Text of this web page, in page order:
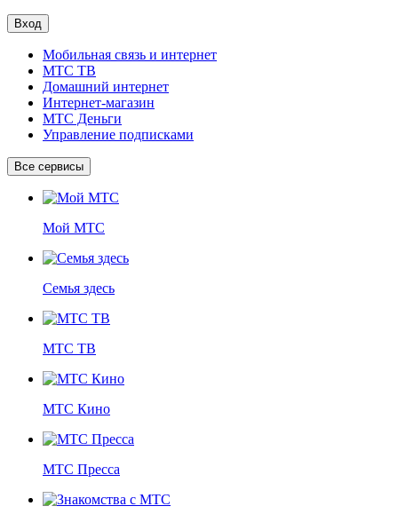
Вход
Мобильная связь и интернет
МТС ТВ
Домашний интернет
Интернет-магазин
МТС Деньги
Управление подписками
Все сервисы
Мой МТС
Семья здесь
МТС ТВ
МТС Кино
МТС Пресса